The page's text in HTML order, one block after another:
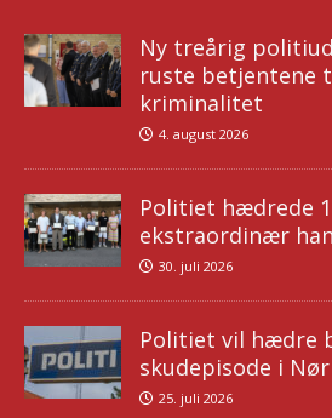
Ny treårig
ruste betjentene
kriminalitet
4. august 2026
Politiet hædrede
ekstraordinær
30. juli 2026
Politiet vil hædre
skudepisode i
25. juli 2026